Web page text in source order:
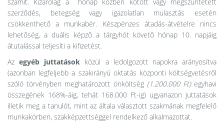
szerződés, betegség vagy igazolatlan mulasztás esetén
csökkenthető a munkabér. Készpénzes átadás-átvételre nincs
lehetőség, a duális képző a tárgyhót követő hónap 10. napjáig
átutalással teljesíti a kifizetést.
Azegyéb juttatások közül a ledolgozott napokra arányosítva
(azonban legfeljebb a szakirányú oktatás központi költségvetésről
szóló törvényben meghatározott önköltség (1.200.000 Ft)egyhavi
összegének 168%-áig, tehát 168.000 Ft-ig) ugyanazon juttatások
illetik meg a tanulót, mint az általa választott szakmának megfelelő
munkakörben, szakképzettséggel rendelkező alkalmazottat.